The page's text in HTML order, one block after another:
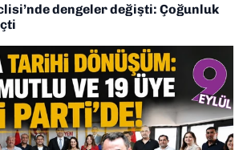
dengeler değişti: Çoğunluk